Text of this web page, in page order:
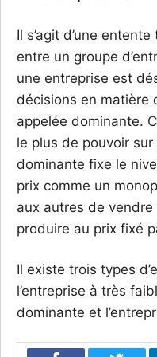
Il s’agit d’une
entre un groupe
une entreprise est
décisions en matière
appelée dominante.
le plus de pouvoir
dominante fixe le
prix comme un
aux autres de vendre
produire au prix fixé
Il existe trois types
l’entreprise à très
dominante et